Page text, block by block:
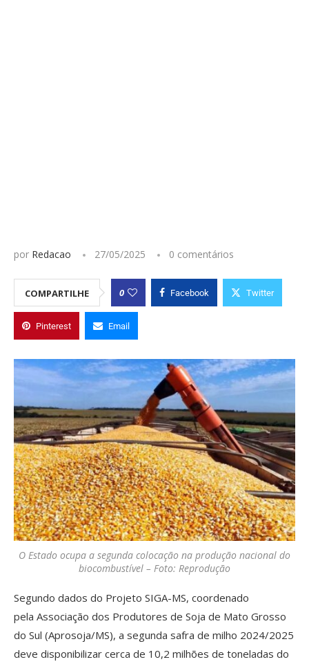
por Redacao 27/05/2025 0 comentários
COMPARTILHE 0 Facebook Twitter
Pinterest Email
O Estado ocupa a segunda colocação na produção nacional do
biocombustível – Foto: Reprodução
Segundo dados do Projeto SIGA-MS, coordenado
pela Associação dos Produtores de Soja de Mato Grosso
do Sul (Aprosoja/MS), a segunda safra de milho 2024/2025
deve disponibilizar cerca de 10,2 milhões de toneladas do